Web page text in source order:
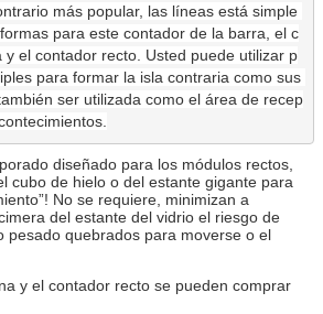
más popular, las líneas está simple
para este contador de la barra, el c
el contador recto. Usted puede utilizar p
para formar la isla contraria como sus
ser utilizada como el área de recep
diseñado para los módulos rectos,
cubo de hielo o del estante gigante para
No se requiere, minimizan a
del estante del vidrio el riesgo de
pesado quebrados para moverse o el
y el contador recto se pueden comprar